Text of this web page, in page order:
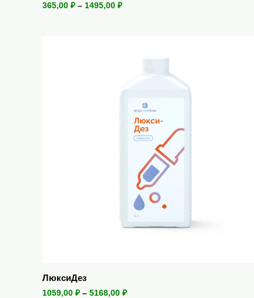
365,00 ₽ – 1495,00 ₽
ЛюксиДез
1059,00 ₽ – 5168,00 ₽